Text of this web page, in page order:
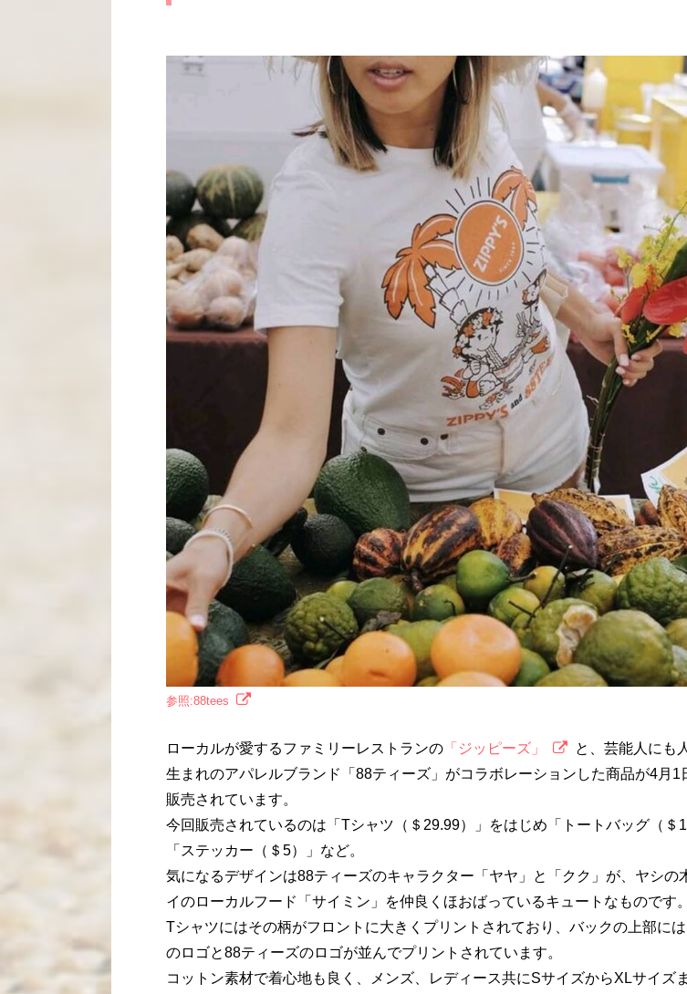
参照:88tees
ローカルが愛するファミリーレストランの 「ジッピーズ」
と、芸能人にも
生まれのアパレルブランド「88ティーズ」がコラボレーションした商品が4月1
販売されています。
今回販売されているのは「Tシャツ（＄29.99）」をはじめ「トートバッグ（＄
「ステッカー（＄5）」など。
気になるデザインは88ティーズのキャラクター「ヤヤ」と「クク」が、ヤシの
イのローカルフード「サイミン」を仲良くほおばっているキュートなものです。
Tシャツにはその柄がフロントに大きくプリントされており、バックの上部に
のロゴと88ティーズのロゴが並んでプリントされています。
コットン素材で着心地も良く、メンズ、レディース共にSサイズからXLサイズ